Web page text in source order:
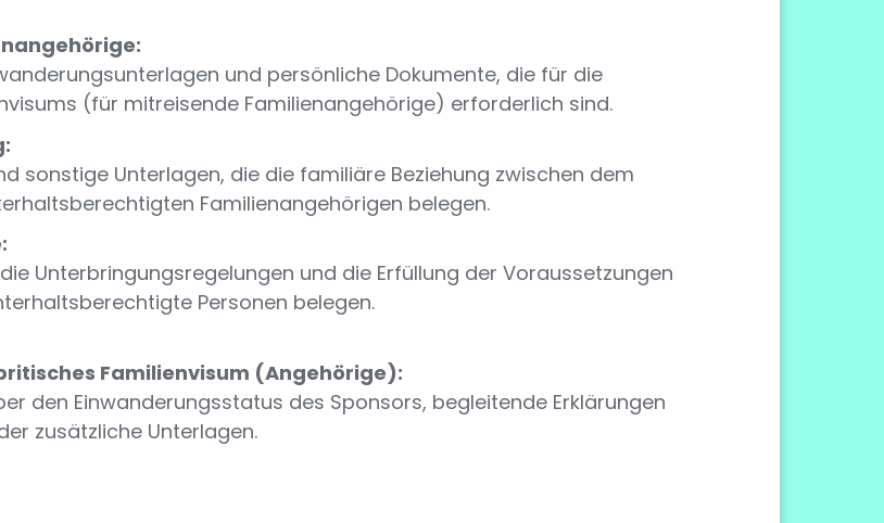
und persönliche Dokumente, die für die
(für mitreisende Familienangehörige) erforderlich sind.
sonstige Unterlagen, die die familiäre Beziehung zwischen dem
Familienangehörigen belegen.
Unterbringungsregelungen und die Erfüllung der Voraussetzungen
Personen belegen.
Familienvisum (Angehörige):
den Einwanderungsstatus des Sponsors, begleitende Erklärungen
zusätzliche Unterlagen.